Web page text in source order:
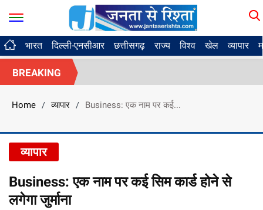
भारत दिल्ली-एनसीआर छत्तीसगढ़ राज्य विश्व खेल व्यापार
BREAKING
Home / व्यापार / Business: एक नाम पर कई...
व्यापार
Business: एक नाम पर कई सिम कार्ड होने से
लगेगा जुर्माना